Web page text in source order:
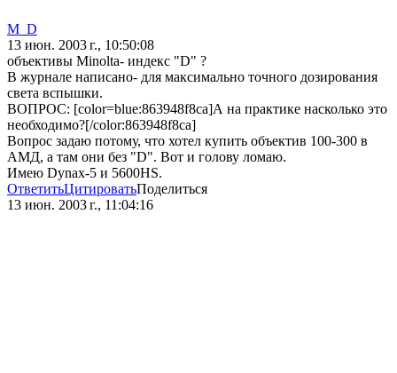
M_D
13 июн. 2003 г., 10:50:08
объективы Minolta- индекс "D" ?
В журнале написано- для максимально точного дозирования
света вспышки.
ВОПРОС: [color=blue:863948f8ca]А на практике насколько это
необходимо?[/color:863948f8ca]
Вопрос задаю потому, что хотел купить объектив 100-300 в
АМД, а там они без "D". Вот и голову ломаю.
Имею Dynax-5 и 5600HS.
ОтветитьЦитироватьПоделиться
13 июн. 2003 г., 11:04:16